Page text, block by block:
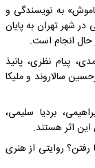
خاموش» به نویسندگی و
در شهر تهران به پایان
انجام است.
پیام نظری، پانیذ
سالاروند و ملیکا
بردیا سلیمی،
اثر هستند.
روایتی از هنری